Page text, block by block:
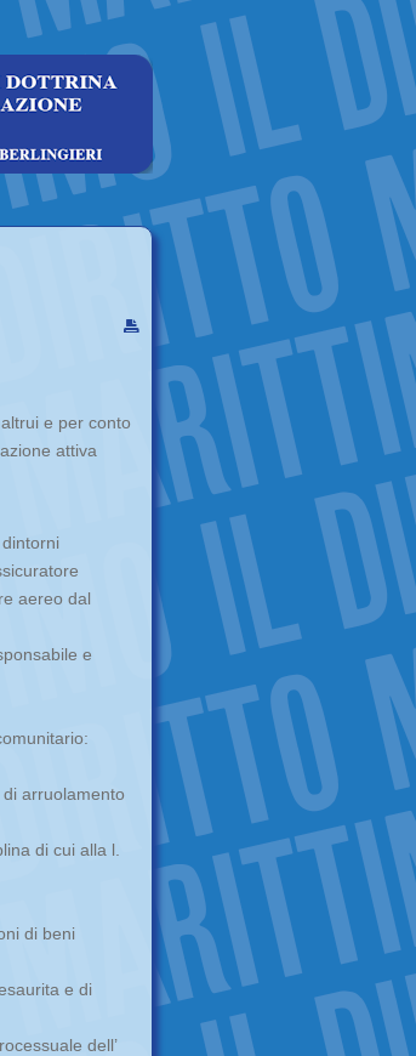
e per conto
attiva
aereo dal
e
arruolamento
di cui alla l.
di beni
e di
dell’